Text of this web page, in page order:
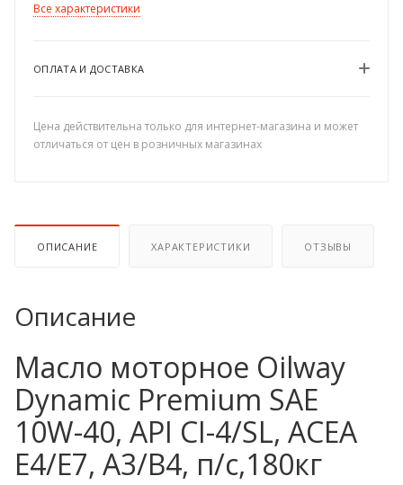
Все характеристики
ОПЛАТА И ДОСТАВКА
Цена действительна только для интернет-магазина и может
отличаться от цен в розничных магазинах
ОПИСАНИЕ ХАРАКТЕРИСТИКИ ОТЗЫВЫ
Описание
Масло моторное Oilway
Dynamic Premium SAE
10W-40, API CI-4/SL, ACEA
E4/E7, A3/B4, п/с,180кг